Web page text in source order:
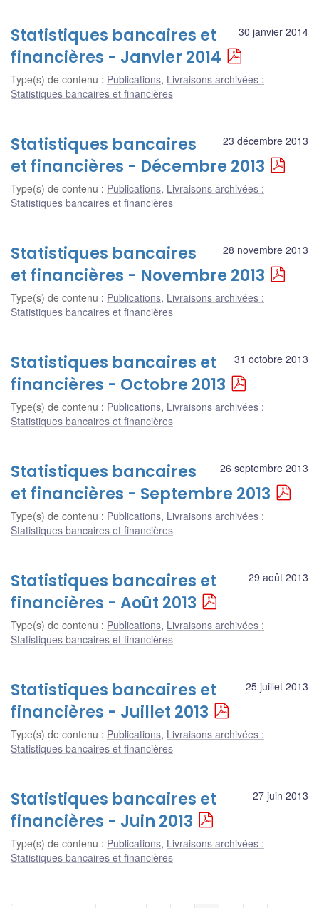
30 janvier 2014
Statistiques bancaires et
financières - Janvier 2014
Type(s) de contenu : Publications, Livraisons archivées :
Statistiques bancaires et financières
23 décembre 2013
Statistiques bancaires
et financières - Décembre 2013
Type(s) de contenu : Publications, Livraisons archivées :
Statistiques bancaires et financières
28 novembre 2013
Statistiques bancaires
et financières - Novembre 2013
Type(s) de contenu : Publications, Livraisons archivées :
Statistiques bancaires et financières
31 octobre 2013
Statistiques bancaires et
financières - Octobre 2013
Type(s) de contenu : Publications, Livraisons archivées :
Statistiques bancaires et financières
26 septembre 2013
Statistiques bancaires
et financières - Septembre 2013
Type(s) de contenu : Publications, Livraisons archivées :
Statistiques bancaires et financières
29 août 2013
Statistiques bancaires et
financières - Août 2013
Type(s) de contenu : Publications, Livraisons archivées :
Statistiques bancaires et financières
25 juillet 2013
Statistiques bancaires et
financières - Juillet 2013
Type(s) de contenu : Publications, Livraisons archivées :
Statistiques bancaires et financières
27 juin 2013
Statistiques bancaires et
financières - Juin 2013
Type(s) de contenu : Publications, Livraisons archivées :
Statistiques bancaires et financières